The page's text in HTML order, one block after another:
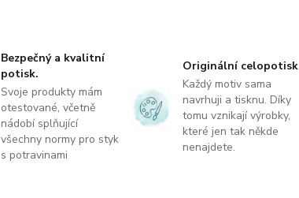
Bezpečný a kvalitní
potisk.
Svoje produkty mám
otestované, včetně
nádobí splňující
všechny normy pro styk
s potravinami
Originální celopotisk
Každý motiv sama
navrhuji a tisknu. Díky
tomu vznikají výrobky,
které jen tak někde
nenajdete.